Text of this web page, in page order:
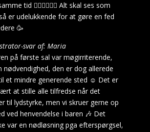
tid 👌🏻👌🏻👌🏻 Alt skal ses som
er udelukkende for at gøre en fed
🥳
svar af: Maria
på første sal var møgirriterende,
nødvendighed, den er dog allerede
et mindre generende sted ☺️ Det er
at stille alle tilfredse når det
til lydstyrke, men vi skruer gerne op
ved henvendelse i baren 🎶 Det
var en nødløsning pga efterspørgsel,